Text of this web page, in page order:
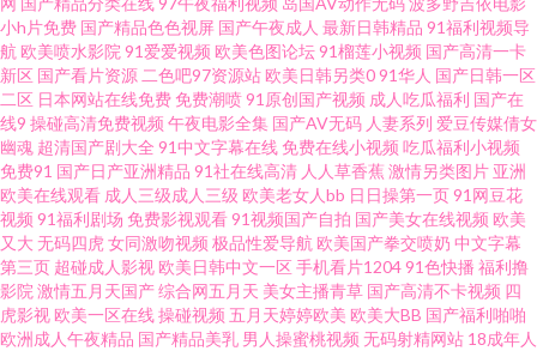
91黄色 91网站入口免费 99久久精品网 国内福利视频第7页 人人操超碰蜜臀
AV 91一区三区 国产精品日 日韩A片一区二区 亚洲制丝袜伦 91看看婷婷综合
久久综合国产自拍 手机av先锋网 国产精品久久! 亚成人洲电影在线 超碰av97
久久一久久 日韩一级视频 影音先锋理论片 国产第123页 欧美sss视频在线 黑
料资源总站 首页日韩 91N日韩成人性爱 国产ts网站在线观看 欧美性爱网第四
小h片免费 国产精品色色视屏 国产午夜成人 最新日韩精品 91福利视频导
航 欧美喷水影院 91爱爱视频 欧美色图论坛91榴莲小视频 国产高清一卡
新区 国产看片资源 二色吧97资源站 欧美日韩另类091华人 国产日韩一区
二区 日本网站在线免费 免费潮喷91原创国产视频 成人吃瓜福利 国产在
线9 操碰高清免费视频 午夜电影全集 国产AV无码 人妻系列 爱豆传媒倩女
幽魂 超清国产剧大全 91中文字幕在线 免费在线小视频 吃瓜福利小视频
免费91 国产日产亚洲精品 91社在线高清 人人草香蕉 激情另类图片 亚洲
欧美在线观看 成人三级成人三级 欧美老女人bb 日日操第一页91网豆花
视频 91福利剧场 免费影视观看91视频国产自拍 国产美女在线视频 欧美
又大 无码四虎 女同激吻视频 极品性爱导航 欧美国产拳交喷奶 中文字幕
第三页 超碰成人影视 欧美日韩中文一区 手机看片120491色快播 福利撸
影院 激情五月天国产综合网五月天 美女主播青草 国产高清不卡视频 四
虎影视 欧美一区在线操碰视频 五月天婷婷欧美 欧美大BB 国产福利啪啪
欧洲成人午夜精品 国产精品美乳 男人操蜜桃视频 无码射精网站 18成年人